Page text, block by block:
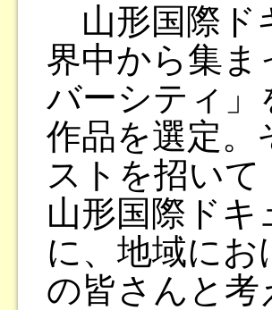
山形国際ド
界中から集ま
バーシティ」
作品を選定。
ストを招い
山形国際ド
に、地域に
の皆さんと